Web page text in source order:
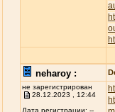
neharoy :
не зарегистрирован
28.12.2023 , 12:44